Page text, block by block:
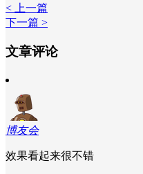
< 上一篇
下一篇 >
文章评论
博友会
效果看起来很不错